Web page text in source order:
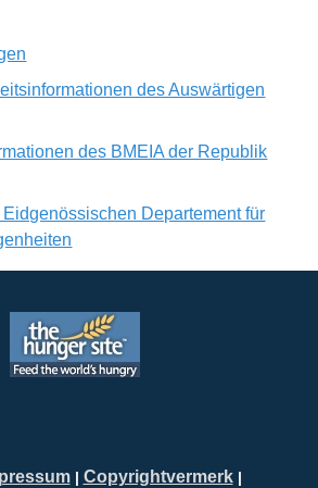
des Auswärtigen
des BMEIA der Republik
Departement für
| Copyrightvermerk|